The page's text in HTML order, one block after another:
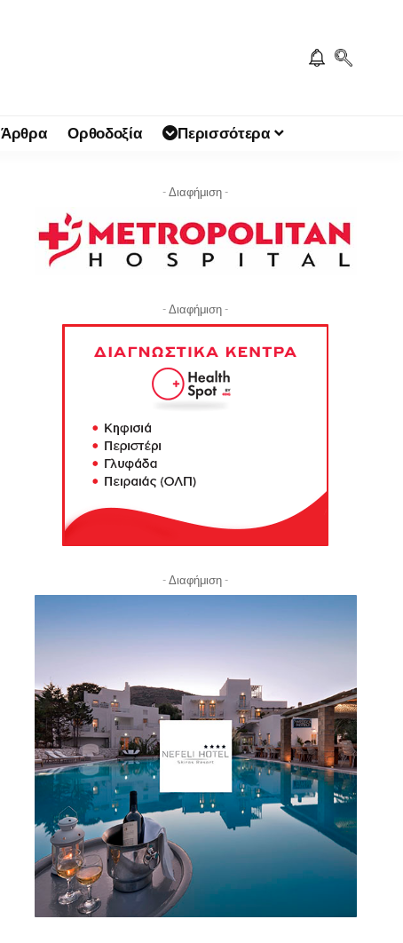
Άρθρα Ορθοδοξία Περισσότερα
- Διαφήμιση -
- Διαφήμιση -
- Διαφήμιση -